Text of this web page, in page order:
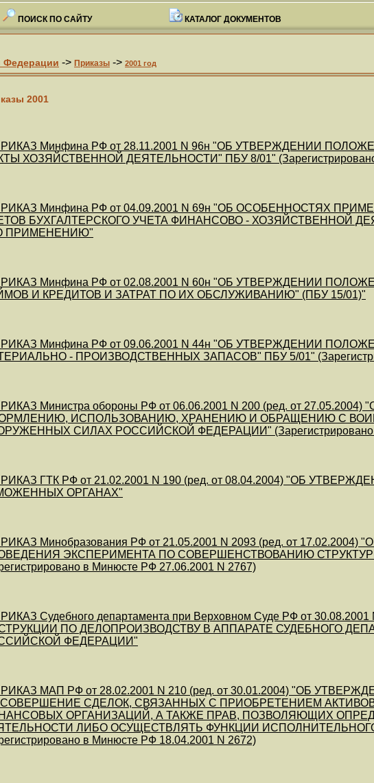
ПОИСК ПО САЙТУ КАТАЛОГ ДОКУМЕНТОВ
Федерации -> Приказы -> 2001 год
2001
Минфина РФ от 28.11.2001 N 96н "ОБ УТВЕРЖДЕНИИ
ХОЗЯЙСТВЕННОЙ ДЕЯТЕЛЬНОСТИ" ПБУ 8/01" (Зарегистрировано
Минфина РФ от 04.09.2001 N 69н "ОБ ОСОБЕННОСТЯХ
БУХГАЛТЕРСКОГО УЧЕТА ФИНАНСОВО - ХОЗЯЙСТВЕННОЙ
ПРИМЕНЕНИЮ"
Минфина РФ от 02.08.2001 N 60н "ОБ УТВЕРЖДЕНИИ
И КРЕДИТОВ И ЗАТРАТ ПО ИХ ОБСЛУЖИВАНИЮ" (ПБУ 15/01)"
Минфина РФ от 09.06.2001 N 44н "ОБ УТВЕРЖДЕНИИ
- ПРОИЗВОДСТВЕННЫХ ЗАПАСОВ" ПБУ 5/01"
Министра обороны РФ от 06.06.2001 N 200 (ред. от
ИСПОЛЬЗОВАНИЮ, ХРАНЕНИЮ И ОБРАЩЕНИЮ С
СИЛАХ РОССИЙСКОЙ ФЕДЕРАЦИИ" (Зарегистрировано в
ГТК РФ от 21.02.2001 N 190 (ред. от 08.04.2004) "ОБ
ОРГАНАХ"
Минобразования РФ от 21.05.2001 N 2093 (ред. от
ЭКСПЕРИМЕНТА ПО СОВЕРШЕНСТВОВАНИЮ
в Минюсте РФ 27.06.2001 N 2767)
Судебного департамента при Верховном Суде РФ от
ПО ДЕЛОПРОИЗВОДСТВУ В АППАРАТЕ СУДЕБНОГО
ФЕДЕРАЦИИ"
МАП РФ от 28.02.2001 N 210 (ред. от 30.01.2004) "ОБ
СДЕЛОК, СВЯЗАННЫХ С ПРИОБРЕТЕНИЕМ
ОРГАНИЗАЦИЙ, А ТАКЖЕ ПРАВ, ПОЗВОЛЯЮЩИХ
ЛИБО ОСУЩЕСТВЛЯТЬ ФУНКЦИИ
в Минюсте РФ 18.04.2001 N 2672)